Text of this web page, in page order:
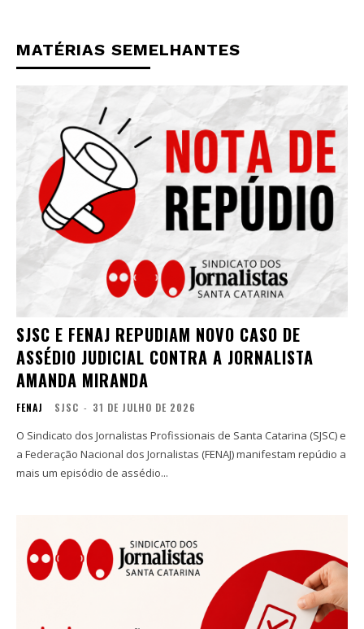
MATÉRIAS SEMELHANTES
SJSC E FENAJ REPUDIAM NOVO CASO DE
ASSÉDIO JUDICIAL CONTRA A JORNALISTA
AMANDA MIRANDA
FENAJ SJSC - 31 DE JULHO DE 2026
O Sindicato dos Jornalistas Profissionais de Santa Catarina (SJSC) e
a Federação Nacional dos Jornalistas (FENAJ) manifestam repúdio a
mais um episódio de assédio...